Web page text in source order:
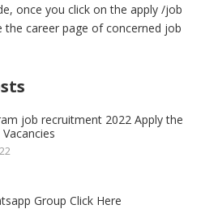
once you click on the apply /job
career page of concerned job
job recruitment 2022 Apply the
Group Click Here